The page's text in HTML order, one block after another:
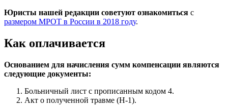
Юристы нашей редакции советуют ознакомиться с
размером МРОТ в России в 2018 году.
Как оплачивается
Основанием для начисления сумм компенсации являются
следующие документы:
Больничный лист с прописанным кодом 4.
Акт о полученной травме (Н-1).